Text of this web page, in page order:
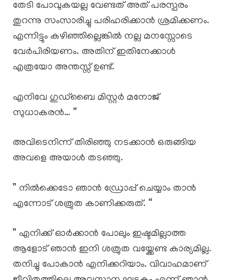
തേടി പോവുകയല്ല വേണ്ടത് അത് പരസ്പരം
തുറന്നു സംസാരിച്ചു പരിഹരിക്കാൻ ശ്രമിക്കണം.
എന്നിട്ടും കഴിഞ്ഞില്ലെങ്കിൽ നല്ല മനസ്സോടെ
വേർപിരിയണം. അതിന് ഇതിനേക്കാൾ
എത്രയോ അന്തസ്സ് ഉണ്ട്.
എനിവേ ഗുഡ്ബൈ മിസ്റ്റർ മനോജ്
സുധാകരൻ… “
അവിടെനിന്ന് തിരിഞ്ഞു നടക്കാൻ ഒരുങ്ങിയ
അവളെ അയാൾ തടഞ്ഞു.
” നിൽക്കെടോ ഞാൻ ഡ്രോപ്പ് ചെയ്യാം താൻ
എന്നോട് ശത്രുത കാണിക്കരുത്. “
” എനിക്ക് ഓർക്കാൻ പോലും ഇഷ്ടമില്ലാത്ത
ആളോട് ഞാൻ ഇനി ശത്രുത വയ്ക്കേണ്ട കാര്യമില്ല.
തനിച്ചു പോകാൻ എനിക്കറിയാം. വിവാഹമാണ്